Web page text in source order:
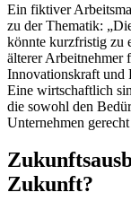
Ein fiktiver
zu der Thematik:
könnte kurzfristig zu
älterer Arbeitnehmer
Innovationskraft und
Eine wirtschaftlich
die sowohl den
Unternehmen
Zukunft?